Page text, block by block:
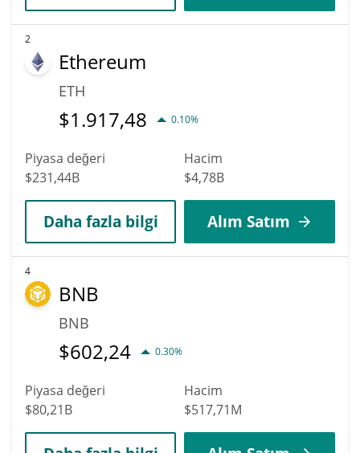
2
Ethereum
ETH
$1.917,48 0.10%
Piyasa değeri
$231,44B
Hacim
$4,78B
Daha fazla bilgi Alım Satım
4
BNB
BNB
$602,24 0.30%
Piyasa değeri
$80,21B
Hacim
$517,71M